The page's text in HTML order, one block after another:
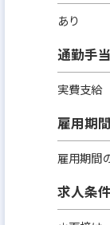
あり
通勤手当
実費支給
雇用期間
雇用期間
求人条